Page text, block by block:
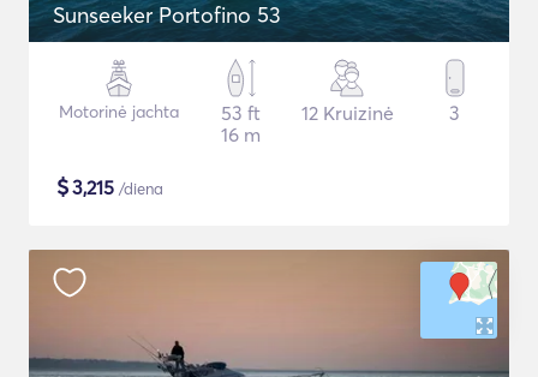
Sunseeker Portofino 53
Motorinė jachta
53 ft
16 m
12 Kruizinė 3
$3,215 /diena